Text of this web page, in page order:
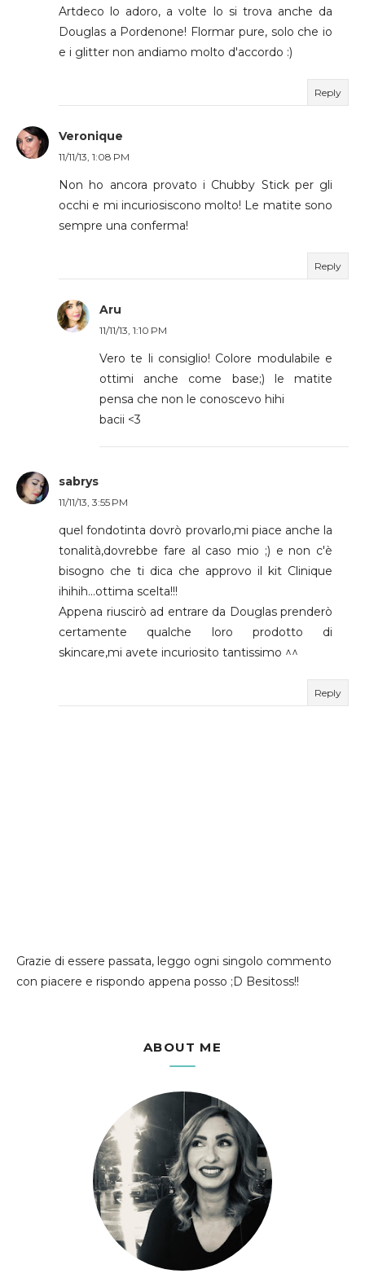
Artdeco lo adoro, a volte lo si trova anche da
Douglas a Pordenone! Flormar pure, solo che io
e i glitter non andiamo molto d'accordo :)
Reply
Veronique
11/11/13, 1:08 PM
Non ho ancora provato i Chubby Stick per gli
occhi e mi incuriosiscono molto! Le matite sono
sempre una conferma!
Reply
Aru
11/11/13, 1:10 PM
Vero te li consiglio! Colore modulabile e
ottimi anche come base;) le matite
pensa che non le conoscevo hihi
bacii <3
sabrys
11/11/13, 3:55 PM
quel fondotinta dovrò provarlo,mi piace anche la
tonalità,dovrebbe fare al caso mio ;) e non c'è
bisogno che ti dica che approvo il kit Clinique
ihihih...ottima scelta!!!
Appena riuscirò ad entrare da Douglas prenderò
certamente qualche loro prodotto di
skincare,mi avete incuriosito tantissimo ^^
Reply
Grazie di essere passata, leggo ogni singolo commento
con piacere e rispondo appena posso ;D Besitoss!!
ABOUT ME